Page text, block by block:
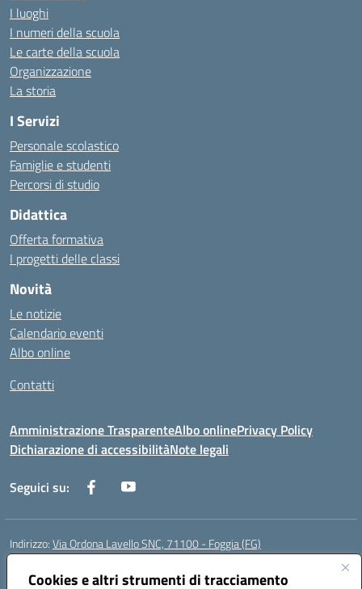
Cookies e altri strumenti di tracciamento
I luoghi
I numeri della scuola
Le carte della scuola
Organizzazione
La storia
I Servizi
Personale scolastico
Famiglie e studenti
Percorsi di studio
Didattica
Offerta formativa
I progetti delle classi
Novità
Le notizie
Calendario eventi
Albo online
Contatti
Amministrazione TrasparenteAlbo onlinePrivacy Policy
Dichiarazione di accessibilitàNote legali
Seguici su:
Indirizzo:Via Ordona Lavello SNC, 71100 - Foggia (FG)
Centralino:
Posta elettronica certificata (PEC):fgmm00700x@pec.istruzione.it